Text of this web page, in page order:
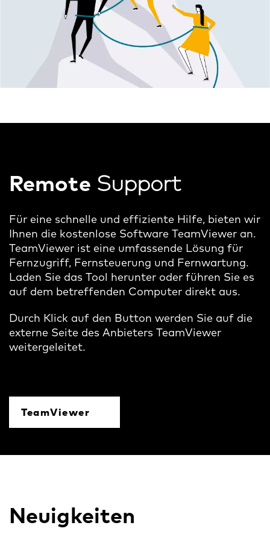
Remote Support
Für eine schnelle und effiziente Hilfe, bieten wir
Ihnen die kostenlose Software TeamViewer an.
TeamViewer ist eine umfassende Lösung für
Fernzugriff, Fernsteuerung und Fernwartung.
Laden Sie das Tool herunter oder führen Sie es
auf dem betreffenden Computer direkt aus.
Durch Klick auf den Button werden Sie auf die
externe Seite des Anbieters TeamViewer
weitergeleitet.
TeamViewer
Neuigkeiten